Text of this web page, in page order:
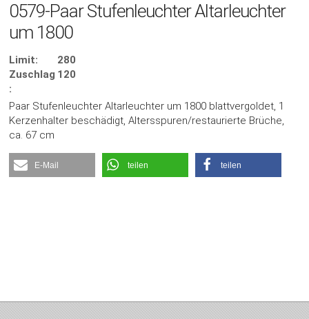
0579-Paar Stufenleuchter Altarleuchter
um 1800
Limit:
280
Zuschlag
:
120
Paar Stufenleuchter Altarleuchter um 1800 blattvergoldet, 1
Kerzenhalter beschädigt, Altersspuren/restaurierte Brüche,
ca. 67 cm
E-Mail teilen teilen